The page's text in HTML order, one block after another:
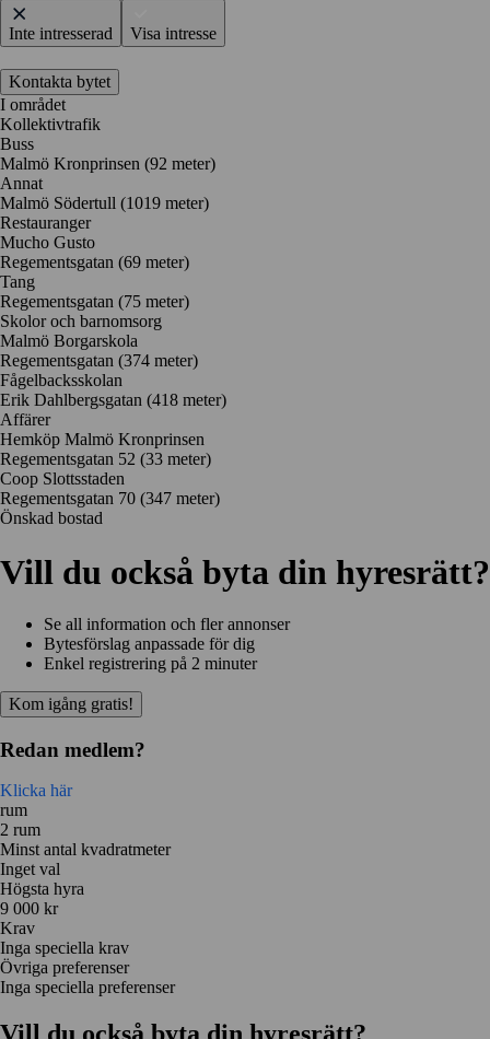
Inte intresserad Visa intresse
Kontakta bytet
I området
Kollektivtrafik
Buss
Malmö Kronprinsen (92 meter)
Annat
Malmö Södertull (1019 meter)
Restauranger
Mucho Gusto
Regementsgatan (69 meter)
Tang
Regementsgatan (75 meter)
Skolor och barnomsorg
Malmö Borgarskola
Regementsgatan (374 meter)
Fågelbacksskolan
Erik Dahlbergsgatan (418 meter)
Affärer
Hemköp Malmö Kronprinsen
Regementsgatan 52 (33 meter)
Coop Slottsstaden
Regementsgatan 70 (347 meter)
Önskad bostad
Vill du också byta din hyresrätt?
Se all information och fler annonser
Bytesförslag anpassade för dig
Enkel registrering på 2 minuter
Kom igång gratis!
Redan medlem?
Klicka här
rum
2 rum
Minst antal kvadratmeter
Inget val
Högsta hyra
9 000 kr
Krav
Inga speciella krav
Övriga preferenser
Inga speciella preferenser